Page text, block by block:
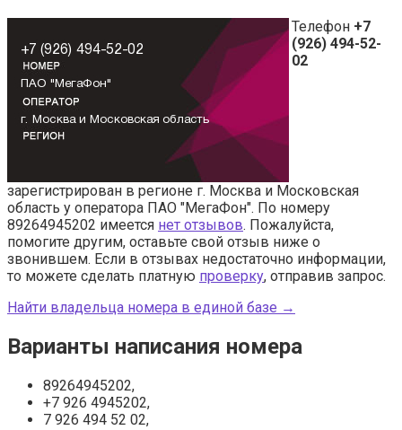
Телефон +7
(926) 494-52-
02
зарегистрирован в регионе г. Москва и Московская
область у оператора ПАО "МегаФон". По номеру
89264945202 имеется нет отзывов. Пожалуйста,
помогите другим, оставьте свой отзыв ниже о
звонившем. Если в отзывах недостаточно информации,
то можете сделать платную проверку, отправив запрос.
Найти владельца номера в единой базе →
Варианты написания номера
89264945202,
+7 926 4945202,
7 926 494 52 02,